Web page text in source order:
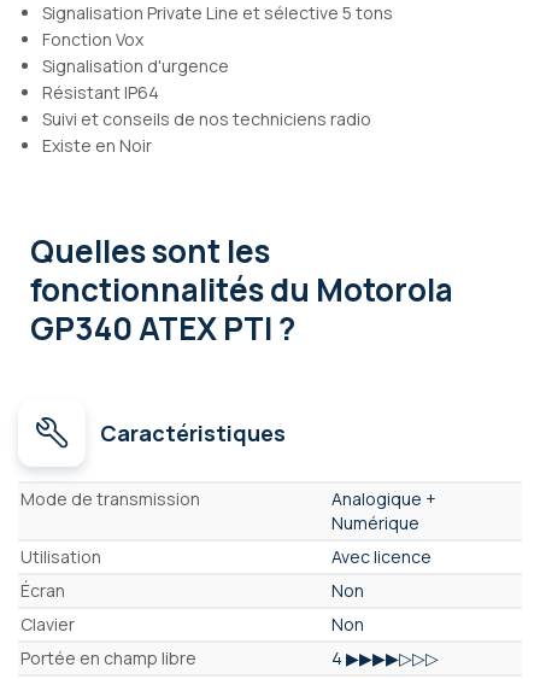
Signalisation Private Line et sélective 5 tons
Fonction Vox
Signalisation d'urgence
Résistant IP64
Suivi et conseils de nos techniciens radio
Existe en Noir
Quelles sont les
fonctionnalitésdu Motorola
GP340 ATEX PTI ?
Caractéristiques
Caractéristiques
Mode de transmission
Analogique +
Numérique
Utilisation
Avec licence
Écran
Non
Clavier
Non
Portée en champ libre
4 ▶▶▶▶▷▷▷